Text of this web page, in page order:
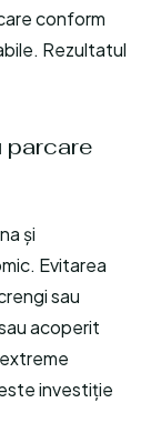
conform
Rezultatul
parcare
și
Evitarea
sau
acoperit
investiție